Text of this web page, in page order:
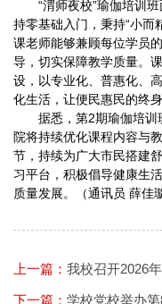
“渭师夜校”瑜伽培训
持零基础入门，秉持“小而
课老师能够兼顾每位学员
导，切实保障教学质量。
设，以专业化、普惠化、
化生活，让便民惠民的终
据悉，第2期瑜伽培
院将持续优化课程内容与
节，持续为广大市民搭建
习平台，积极倡导健康生
质量发展。（通讯员 薛佳
上一篇： 我校召开2026
下一篇： 学校党校举办